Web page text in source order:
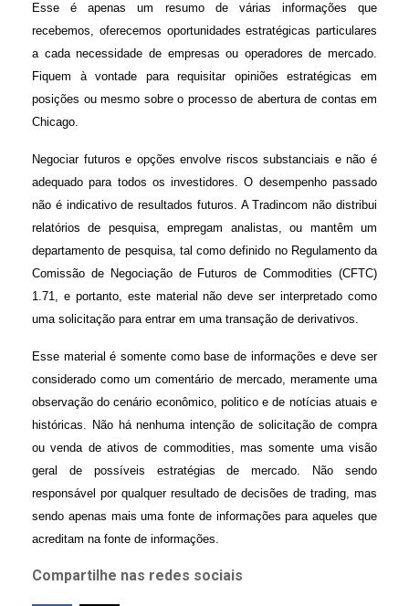
Esse é apenas um resumo de várias informações que
recebemos, oferecemos oportunidades estratégicas particulares
a cada necessidade de empresas ou operadores de mercado.
Fiquem à vontade para requisitar opiniões estratégicas em
posições ou mesmo sobre o processo de abertura de contas em
Chicago.
Negociar futuros e opções envolve riscos substanciais e não é
adequado para todos os investidores. O desempenho passado
não é indicativo de resultados futuros. A Tradincom não distribui
relatórios de pesquisa, empregam analistas, ou mantêm um
departamento de pesquisa, tal como definido no Regulamento da
Comissão de Negociação de Futuros de Commodities (CFTC)
1.71, e portanto, este material não deve ser interpretado como
uma solicitação para entrar em uma transação de derivativos.
Esse material é somente como base de informações e deve ser
considerado como um comentário de mercado, meramente uma
observação do cenário econômico, politico e de notícias atuais e
históricas. Não há nenhuma intenção de solicitação de compra
ou venda de ativos de commodities, mas somente uma visão
geral de possíveis estratégias de mercado. Não sendo
responsável por qualquer resultado de decisões de trading, mas
sendo apenas mais uma fonte de informações para aqueles que
acreditam na fonte de informações.
Compartilhe nas redes sociais